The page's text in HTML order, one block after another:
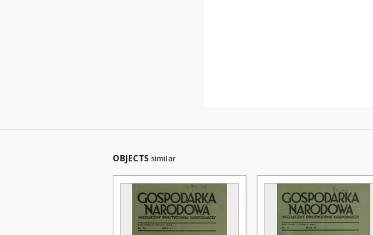
OBJECTS similar